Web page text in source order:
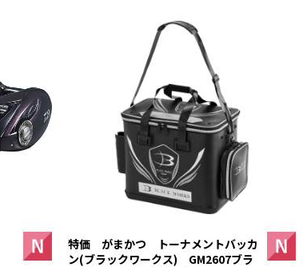
特価 がまかつ トーナメントバッカ
ン(ブラックワークス) GM2607ブラ